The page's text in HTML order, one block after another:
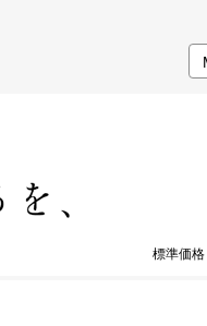
標準価格